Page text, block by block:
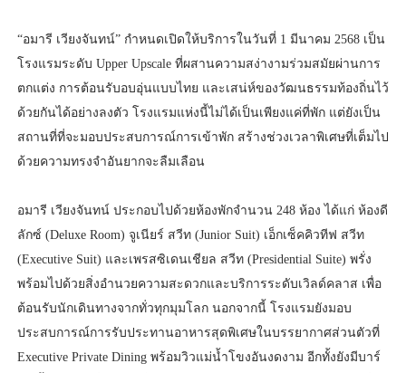
“อมารี เวียงจันทน์” กำหนดเปิดให้บริการในวันที่ 1 มีนาคม 2568 เป็น
โรงแรมระดับ Upper Upscale ที่ผสานความสง่างามร่วมสมัยผ่านการ
ตกแต่ง การต้อนรับอบอุ่นแบบไทย และเสน่ห์ของวัฒนธรรมท้องถิ่นไว้
ด้วยกันได้อย่างลงตัว โรงแรมแห่งนี้ไม่ได้เป็นเพียงแค่ที่พัก แต่ยังเป็น
สถานที่ที่จะมอบประสบการณ์การเข้าพัก สร้างช่วงเวลาพิเศษที่เต็มไป
ด้วยความทรงจำอันยากจะลืมเลือน
อมารี เวียงจันทน์ ประกอบไปด้วยห้องพักจำนวน 248 ห้อง ได้แก่ ห้องดี
ลักซ์ (Deluxe Room) จูเนียร์ สวีท (Junior Suit) เอ็กเซ็คคิวทีฟ สวีท
(Executive Suit) และเพรสซิเดนเชียล สวีท (Presidential Suite) พรั่ง
พร้อมไปด้วยสิ่งอำนวยความสะดวกและบริการระดับเวิลด์คลาส เพื่อ
ต้อนรับนักเดินทางจากทั่วทุกมุมโลก นอกจากนี้ โรงแรมยังมอบ
ประสบการณ์การรับประทานอาหารสุดพิเศษในบรรยากาศส่วนตัวที่
Executive Private Dining พร้อมวิวแม่น้ำโขงอันงดงาม อีกทั้งยังมีบาร์